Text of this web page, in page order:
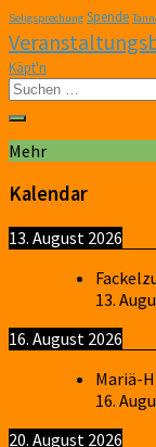
Seligsprechung Spende
Käpt'n
Suchen
nach:
Mehr
Kalendar
13. August 2026
13.
16. August 2026
Mariä-
16.
20. August 2026